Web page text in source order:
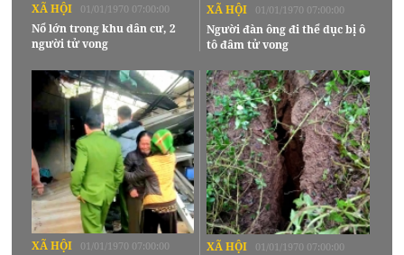
XÃ HỘI 01/01/1970 07:00:00
Nổ lớn trong khu dân cư, 2
người tử vong
XÃ HỘI 01/01/1970 07:00:00
Người đàn ông đi thể dục bị ô
tô đâm tử vong
XÃ HỘI 01/01/1970 07:00:00 XÃ HỘI 01/01/1970 07:00:00